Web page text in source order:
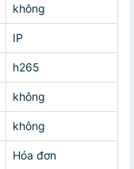
không
IP
h265
không
không
Hóa đơn